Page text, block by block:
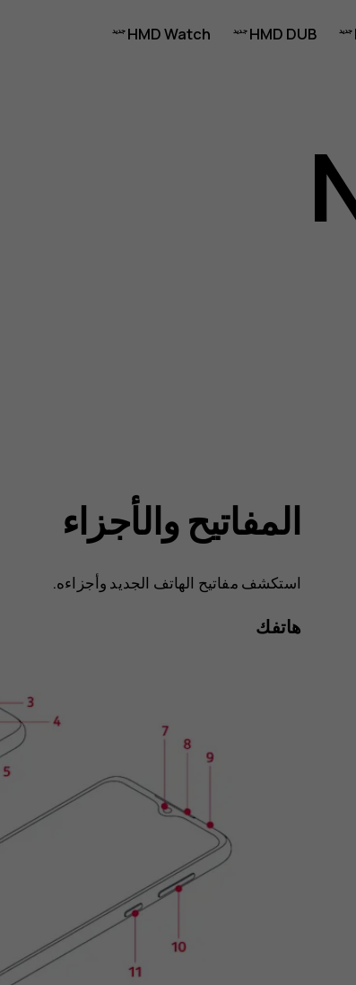
HMD DUB
HMD Watch
المفاتيح والأجزاء
استكشف مفاتيح الهاتف الجديد وأجزاءه.
هاتفك‬